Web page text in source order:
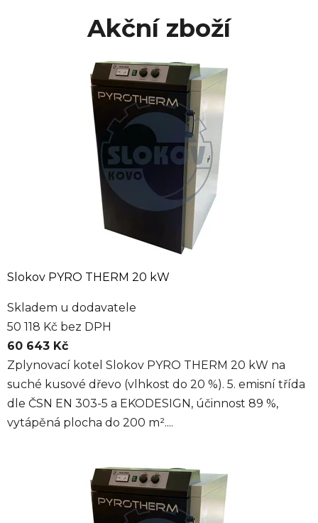
Akční zboží
Slokov PYRO THERM 20 kW
Skladem u dodavatele
50 118 Kč bez DPH
60 643 Kč
Zplynovací kotel Slokov PYRO THERM 20 kW na
suché kusové dřevo (vlhkost do 20 %). 5. emisní třída
dle ČSN EN 303-5 a EKODESIGN, účinnost 89 %,
vytápěná plocha do 200 m²....